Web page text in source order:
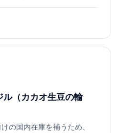
（カカオ生豆の輸
の国内在庫を補うため、